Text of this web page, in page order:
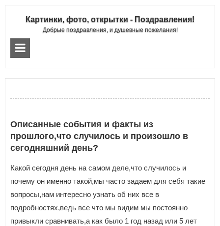
Картинки, фото, открытки - Поздравления!
Добрые поздравления, и душевные пожелания!
Описанные события и факты из
прошлого,что случилось и произошло в
сегодняшний день?
Какой сегодня день на самом деле,что случилось и
почему он именно такой,мы часто задаем для себя такие
вопросы,нам интересно узнать об них все в
подробностях,ведь все что мы видим мы постоянно
привыкли сравнивать,а как было 1 год назад или 5 лет